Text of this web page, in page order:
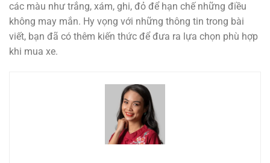
các màu như trắng, xám, ghi, đỏ để hạn chế những điều
không may mắn. Hy vọng với những thông tin trong bài
viết, bạn đã có thêm kiến thức để đưa ra lựa chọn phù hợp
khi mua xe.